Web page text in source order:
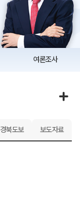
여론조사
경북도보 보도자료